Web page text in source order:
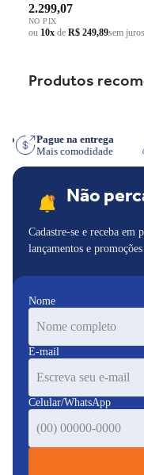
2.299,07
NO PIX
ou 10x de R$ 249,89sem juros
Produtos
Pague na entrega
Mais comodidade
Não
Cadastre-se e receba em
lançamentos e
Nome
E-mail
Celular/WhatsApp